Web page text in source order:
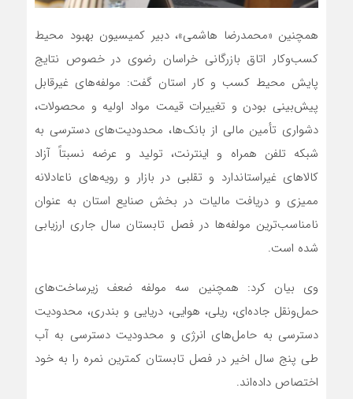
همچنین «محمدرضا هاشمی»، دبیر کمیسیون بهبود محیط
کسب‌وکار اتاق بازرگانی خراسان رضوی در خصوص نتایج
پایش محیط کسب و کار استان گفت: مولفه‌های غیرقابل
پیش‌بینی بودن و تغییرات قیمت مواد اولیه و محصولات،
دشواری تأمین مالی از بانک‌ها، محدودیت‌های دسترسی به
شبکه تلفن همراه و اینترنت، تولید و عرضه نسبتاً آزاد
کالا‌های غیراستاندارد و تقلبی در بازار و رویه‌های ناعادلانه
ممیزی و دریافت مالیات در بخش صنایع استان به عنوان
نامناسب‌ترین مولفه‌ها در فصل تابستان سال جاری ارزیابی
شده است.
وی بیان کرد: همچنین سه مولفه ضعف زیرساخت‌های
حمل‌و‌نقل جاده‌ای، ریلی، هوایی، دریایی و بندری، محدودیت‌
دسترسی به حامل‌های انرژی و محدودیت‌ دسترسی به آب
طی پنج سال اخیر در فصل تابستان کمترین نمره را به خود
اختصاص داده‌اند.